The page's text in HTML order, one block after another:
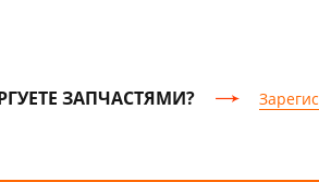
ЗАПЧАСТЯМИ?